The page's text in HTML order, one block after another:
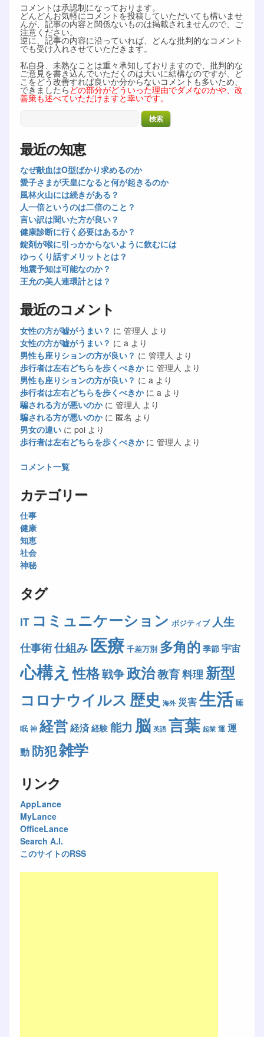
コメントは承認制になっております。
どんどんお気軽にコメントを投稿していただいても構いませ
んが、記事の内容と関係ないものは掲載されませんので、ご
注意ください。
逆に、記事の内容に沿っていれば、どんな批判的なコメント
でも受け入れさせていただきます。
私自身、未熟なことは重々承知しておりますので、批判的な
ご意見を書き込んでいただくのは大いに結構なのですが、ど
こをどう改善すれば良いか分からないコメントも多いため、
できましたら どの部分がどういった理由でダメなのかや、改
善策も述べていただけますと幸いです。
最近の知恵
なぜ献血はO型ばかり求めるのか
愛子さまが天皇になると何が起きるのか
風林火山には続きがある？
人一倍というのは二倍のこと？
言い訳は聞いた方が良い？
健康診断に行く必要はあるか？
錠剤が喉に引っかからないように飲むには
ゆっくり話すメリットとは？
地震予知は可能なのか？
王允の美人連環計とは？
最近のコメント
女性の方が嘘がうまい？ に 管理人 より
女性の方が嘘がうまい？ に a より
男性も座りションの方が良い？ に 管理人 より
歩行者は左右どちらを歩くべきかに 管理人 より
男性も座りションの方が良い？ に a より
歩行者は左右どちらを歩くべきかに a より
騙される方が悪いのかに 管理人 より
騙される方が悪いのかに 匿名 より
男女の違いに poiより
歩行者は左右どちらを歩くべきかに 管理人 より
コメント一覧
カテゴリー
仕事
健康
知恵
社会
神秘
タグ
IT コミュニケーション ポジティブ 人生
仕事術仕組み医療 千差万別 多角的 季節 宇宙
心構え 性格戦争政治教育料理 新型
コロナウイルス 歴史 海外 災害生活 睡
眠 神 経営経済 経験 能力 脳 英語 言葉 起業 運 運
動 防犯雑学
リンク
AppLance
MyLance
OfficeLance
Search A.I.
このサイトのRSS